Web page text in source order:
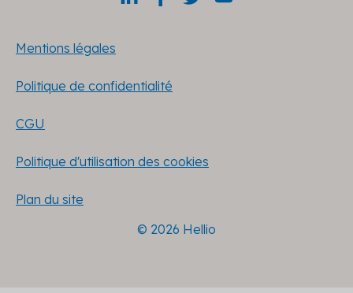
Mentions légales
Politique de confidentialité
CGU
Politique d'utilisation des cookies
Plan du site
© 2026 Hellio